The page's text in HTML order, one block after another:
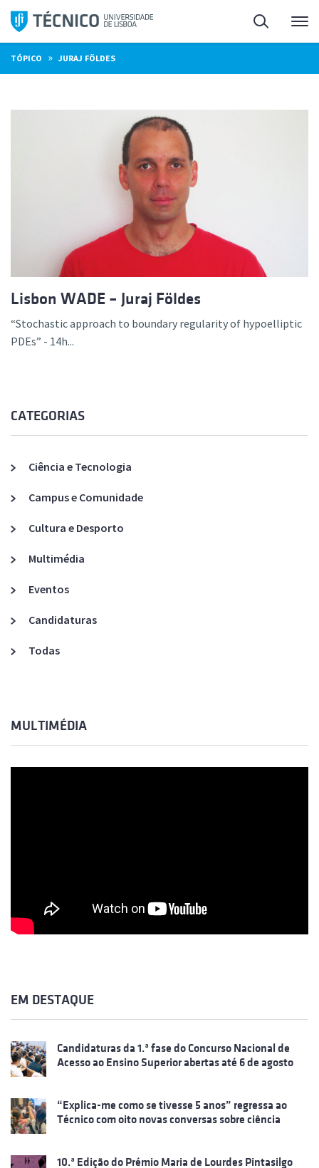
Saltar
para
o
conteúdo
Pesquisa
TÓPICO » JURAJ FÖLDES
Lisbon WADE – Juraj Földes
“Stochastic approach to boundary regularity of hypoelliptic
PDEs” - 14h...
CATEGORIAS
Ciência e Tecnologia
Campus e Comunidade
Cultura e Desporto
Multimédia
Eventos
Candidaturas
Todas
MULTIMÉDIA
EM DESTAQUE
Candidaturas da 1.ª fase do Concurso Nacional de
Acesso ao Ensino Superior abertas até 6 de agosto
“Explica-me como se tivesse 5 anos” regressa ao
Técnico com oito novas conversas sobre ciência
10.ª Edição do Prémio Maria de Lourdes Pintasilgo